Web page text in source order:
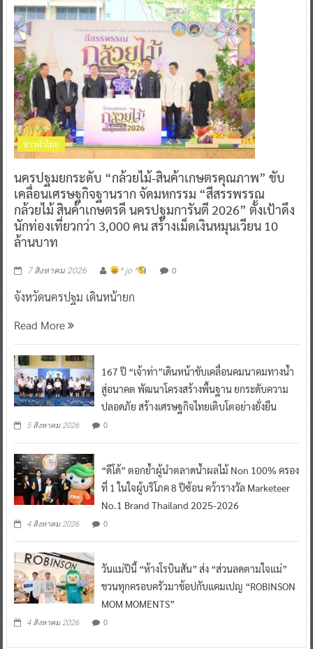
ข่าวทั่วไทย
นครปฐมยกระดับ “กล้วยไม้-สินค้าเกษตรคุณภาพ” ขับ
เคลื่อนเศรษฐกิจฐานราก จัดมหกรรม “สีสรรพรรณ
กล้วยไม้ สินค้าเกษตรดี นครปฐมการันตี 2026” ตั้งเป้าดึง
นักท่องเที่ยวกว่า 3,000 คน สร้างเม็ดเงินหมุนเวียน 10
ล้านบาท
7 สิงหาคม 2026 ^ jo ^ 0
จังหวัดนครปฐม เดินหน้ายก
Read More
167 ปี “เจ้าท่า”เดินหน้าขับเคลื่อนคมนาคมทางน้ำ
สู่อนาคต พัฒนาโครงสร้างพื้นฐาน ยกระดับความ
ปลอดภัย สร้างเศรษฐกิจไทยเติบโตอย่างยั่งยืน
5 สิงหาคม 2026 0
“ดีโด้” ตอกย้ำผู้นำตลาดน้ำผลไม้ Non 100% ครอง
ที่ 1 ในใจผู้บริโภค 8 ปีซ้อน คว้ารางวัล Marketeer
No.1 Brand Thailand 2025-2026
4 สิงหาคม 2026 0
วันแม่ปีนี้ “ห้างโรบินสัน” ส่ง “ส่วนลดตามใจแม่”
ชวนทุกครอบครัวมาช้อปกับแคมเปญ “ROBINSON
MOM MOMENTS”
4 สิงหาคม 2026 0